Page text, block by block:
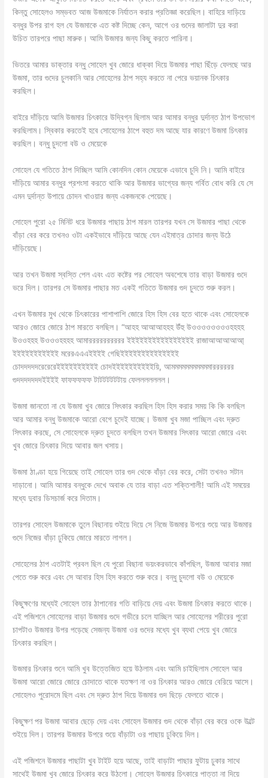
কিন্তু সোহেলও সম্ভবত আজ উজমাকে নির্যাতন করার প্রতিজ্ঞা করেছিল। বাহিরে দাড়িয়ে
বন্ধুর উপর রাগ হল যে উজমাকে এত কষ্ট দিচ্ছে কেন, আগে ওর গুদের জালাটা দুর করা
উচিত তারপরে পাছা মারুক। আমি উজমার জন্য কিছু করতে পারিনা।
ভিতরে আমার ডাক্তার বন্ধু সোহেল খুব জোরে ধাক্কা দিয়ে উজমার পাছা ছিঁড়ে ফেলছে আর
উজমা, তার গুদের চুলকানি আর সোহেলের ঠাপ সহ্য করতে না পেরে ভয়ানক চিৎকার
করছিল।
বাইরে দাঁড়িয়ে আমি উজমার চিৎকারে উদ্বিগ্ন ছিলাম আর আমার বন্ধুর দুর্দান্ত ঠাপ উপভোগ
করছিলাম। স্বিকার করতেই হবে সোহেলের ঠাপে বহুত দম আছে যার কারণে উজমা চিৎকার
করছিল। বন্ধু চুদলো বউ ও মেয়েকে
সোহেল যে গতিতে ঠাপ দিচ্ছিল আমি কোনদিন কোন মেয়েকে এভাবে চুদি নি। আমি বাইরে
দাঁড়িয়ে আমার বন্ধুর প্রশংসা করতে থাকি আর উজমার ভাগ্যের জন্য গর্বিত বোধ করি যে সে
এমন দুর্দান্ত উপায়ে চোদন খাওয়ার জন্য একজনকে পেয়েছে।
সোহেল পুরো ২৫ মিনিট ধরে উজমার পাছায় ঠাপ মারল তারপর যখন সে উজমার পাছা থেকে
বাঁড়া বের করে তখনও ওটা একইভাবে দাঁড়িয়ে আছে যেন এইমাত্র চোদার জন্য উঠে
দাঁড়িয়েছে।
আর তখন উজমা স্বস্তি পেল এবং এত কষ্টের পর সোহেল অবশেষে তার বাড়া উজমার গুদে
ভরে দিল। তারপর সে উজমার পাছার মত একই গতিতে উজমার গুদ চুদতে শুরু করল।
এখন উজমার মুখ থেকে চিৎকারের পাশাপাশি জোরে হিস হিস বের হতে থাকে এবং সোহেলকে
আরও জোরে জোরে ঠাপ মারতে বলছিল। “আহহ আআআহহহ উঁহু উওওওওওওওওহহহহ
উওওহহহ উওওওহহহহ আমারররররররররর ইইইইইইইইইইইইইইইই রাজাআআআআআ্
ইইইইইইইইইইই মরেরএএএইইইই গেছিইইইইইইইইইইইইইই
চোদদদদদরেরেরেইইইইইইইইইই চোদইইইইইইইইইইয়ি, আমমমমমমমমমমমারররররর
গুদদদদদদদইইইই ফাফফফফফ টাটটটটটটায় ফেললললললল।
উজমা জানতো না যে উজমা খুব জোরে সিৎকার করছিল হিস হিস করার সময় কি কি বলছিল
আর আমার বন্ধু উজমাকে আরো বেগে চুদেই যাচ্ছে। উজমা খুব মজা পাচ্ছিল এবং দ্রুত
সিৎকার করছে, সে সোহেলকে দ্রুত চুদতে বলছিল তখন উজমার সিৎকার আরো জোরে এবং
খুব জোরে চিৎকার দিয়ে আবার জল খসায়।
উজমা ঠাণ্ডা হয়ে গিয়েছে তাই সোহেল তার গুদ থেকে বাঁড়া বের করে, সেটা তখনও সটান
দাড়ানো। আমি আমার বন্ধুকে দেখে অবাক যে তার বাড়া এত শক্তিশালী! আমি এই সময়ের
মধ্যে দুবার ডিসচার্জ করে দিতাম।
তারপর সোহেল উজমাকে তুলে বিছানায় শুইয়ে দিয়ে সে নিজে উজমার উপরে শুয়ে আর উজমার
গুদে নিজের বাঁড়া ঢুকিয়ে জোরে মারতে লাগল।
সোহেলের ঠাপ এতটাই প্রবল ছিল যে পুরো বিছানা ভয়ংকরভাবে কাঁপছিল, উজমা আবার মজা
পেতে শুরু করে এবং সে আবার হিস হিস করতে শুরু করে। বন্ধু চুদলো বউ ও মেয়েকে
কিছুক্ষণের মধ্যেই সোহেল তার ঠাপানোর গতি বাড়িয়ে দেয় এবং উজমা চিৎকার করতে থাকে।
এই পজিশনে সোহেলের বাড়া উজমার গুদে গভীরে চলে যাচ্ছিল আর সোহেলের শরীরের পুরো
চাপটাও উজমার উপর পড়েছে সেজন্য উজমা ওর গুদের মধ্যে খুব ব্যথা পেয়ে খুব জোরে
চিৎকার করছিল।
উজমার চিৎকার শুনে আমি খুব উত্তেজিত হয়ে উঠলাম এবং আমি চাইছিলাম সোহেল আর
উজমা আরো জোরে জোরে চোদাতে থাকে যতক্ষণ না ওর চিৎকার আরও জোরে বেরিয়ে আসে।
সোহেলও পুরোদমে ছিল এবং সে দ্রুত ঠাপ দিয়ে উজমার গুদ ছিড়ে ফেলতে থাকে।
কিছুক্ষণ পর উজমা আবার ছেড়ে দেয় এবং সোহেল উজমার গুদ থেকে বাঁড়া বের করে ওকে উল্টে
শুইয়ে দিল। তারপর উজমার উপরে শুয়ে বাঁড়াটা ওর পাছায় ঢুকিয়ে দিল।
এই পজিশনে উজমার পাছাটা খুব টাইট হয়ে আছে, তাই বাড়াটা পাছার ফুটায় ঢুকার সাথে
সাথেই উজমা খুব জোরে চিৎকার করে উঠলো। সোহেল উজমার চিৎকারে পাত্তা না দিয়ে